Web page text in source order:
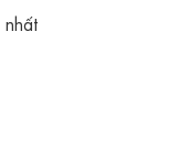
nhất